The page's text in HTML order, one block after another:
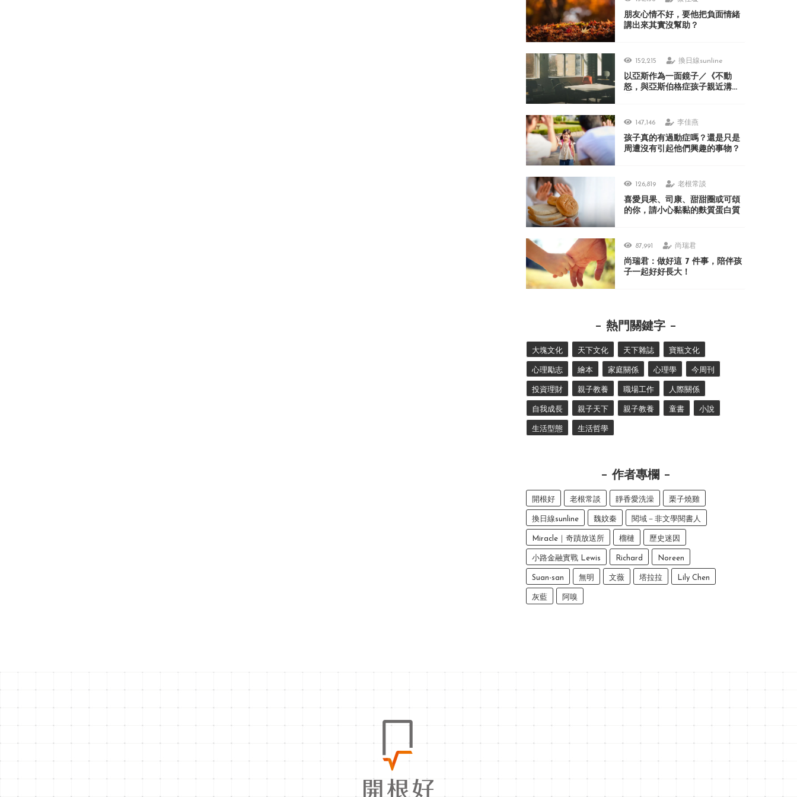
朋友心情不好，要他把負面情緒
講出來其實沒幫助？
152,215 換日線sunline
以亞斯作為一面鏡子／《不動
怒，與亞斯伯格症孩子親近溝
147,146 李佳燕
孩子真的有過動症嗎？還是只是
周遭沒有引起他們興趣的事物？
126,819 老根常談
喜愛貝果、司康、甜甜圈或可頌
的你，請小心黏黏的麩質蛋白質
87,991 尚瑞君
尚瑞君：做好這 7 件事，陪伴孩
子一起好好長大！
熱門關鍵字
大塊文化 天下文化 天下雜誌 寶瓶文化
心理勵志 繪本 家庭關係 心理學 今周刊
投資理財 親子教養 職場工作 人際關係
自我成長 親子天下 親子教養 童書 小說
生活型態 生活哲學
作者專欄
開根好 老根常談 靜香愛洗澡 栗子燒雞
換日線sunline 魏妏秦 閱域－非文學閱書人
Miracle｜奇蹟放送所 榴槤 歷史迷因
小路金融實戰 Lewis Richard Noreen
Suan-san 無明 文薇 塔拉拉 Lily Chen
灰藍 阿嗅